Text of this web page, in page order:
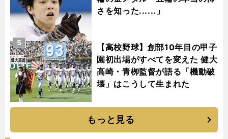
さを知った......」
【高校野球】創部10年目の甲子
園初出場がすべてを変えた 健大
高崎・青栁監督が語る「機動破
壊」はこうして生まれた
5
もっと見る